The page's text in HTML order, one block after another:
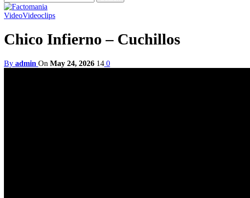
VideoVideoclips
Chico Infierno – Cuchillos
By admin On May 24, 2026 14 0